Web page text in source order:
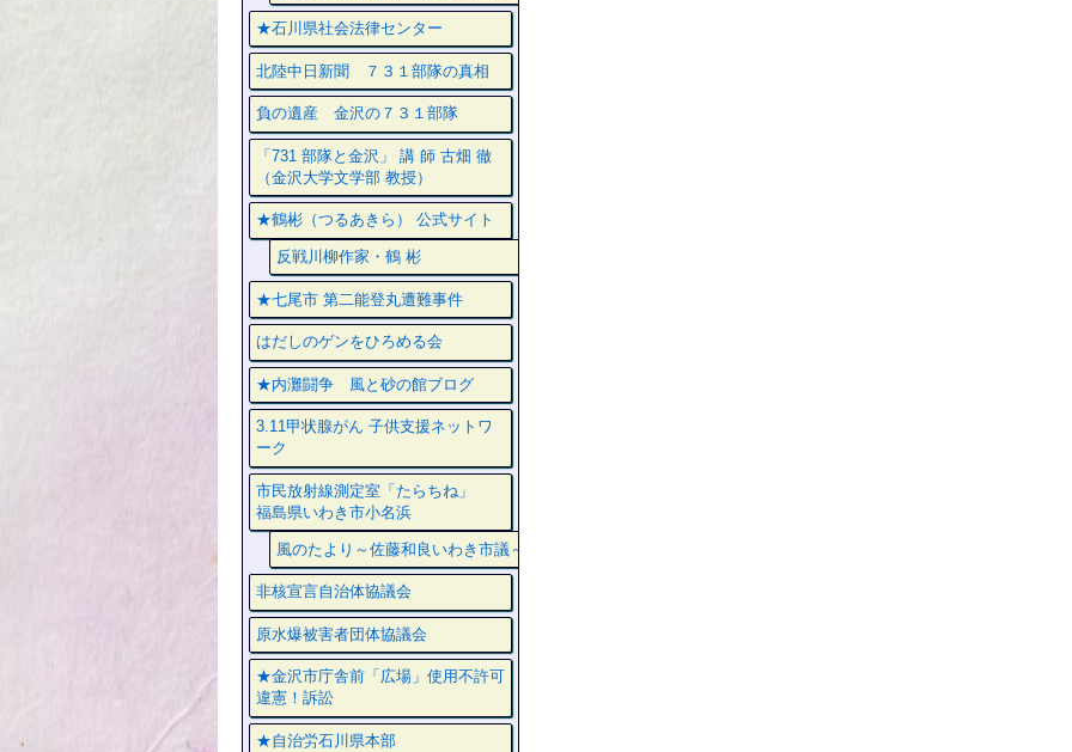
★石川県社会法律センター
北陸中日新聞 ７３１部隊の真相
負の遺産 金沢の７３１部隊
「731 部隊と金沢」 講 師 古畑 徹
（金沢大学文学部 教授）
★鶴彬（つるあきら） 公式サイト
反戦川柳作家・鶴 彬
★七尾市 第二能登丸遭難事件
はだしのゲンをひろめる会
★内灘闘争 風と砂の館ブログ
3.11甲状腺がん 子供支援ネットワ
ーク
市民放射線測定室「たらちね」
福島県いわき市小名浜
風のたより～佐藤和良いわき市議～
非核宣言自治体協議会
原水爆被害者団体協議会
★金沢市庁舎前「広場」使用不許可
違憲！訴訟
★自治労石川県本部